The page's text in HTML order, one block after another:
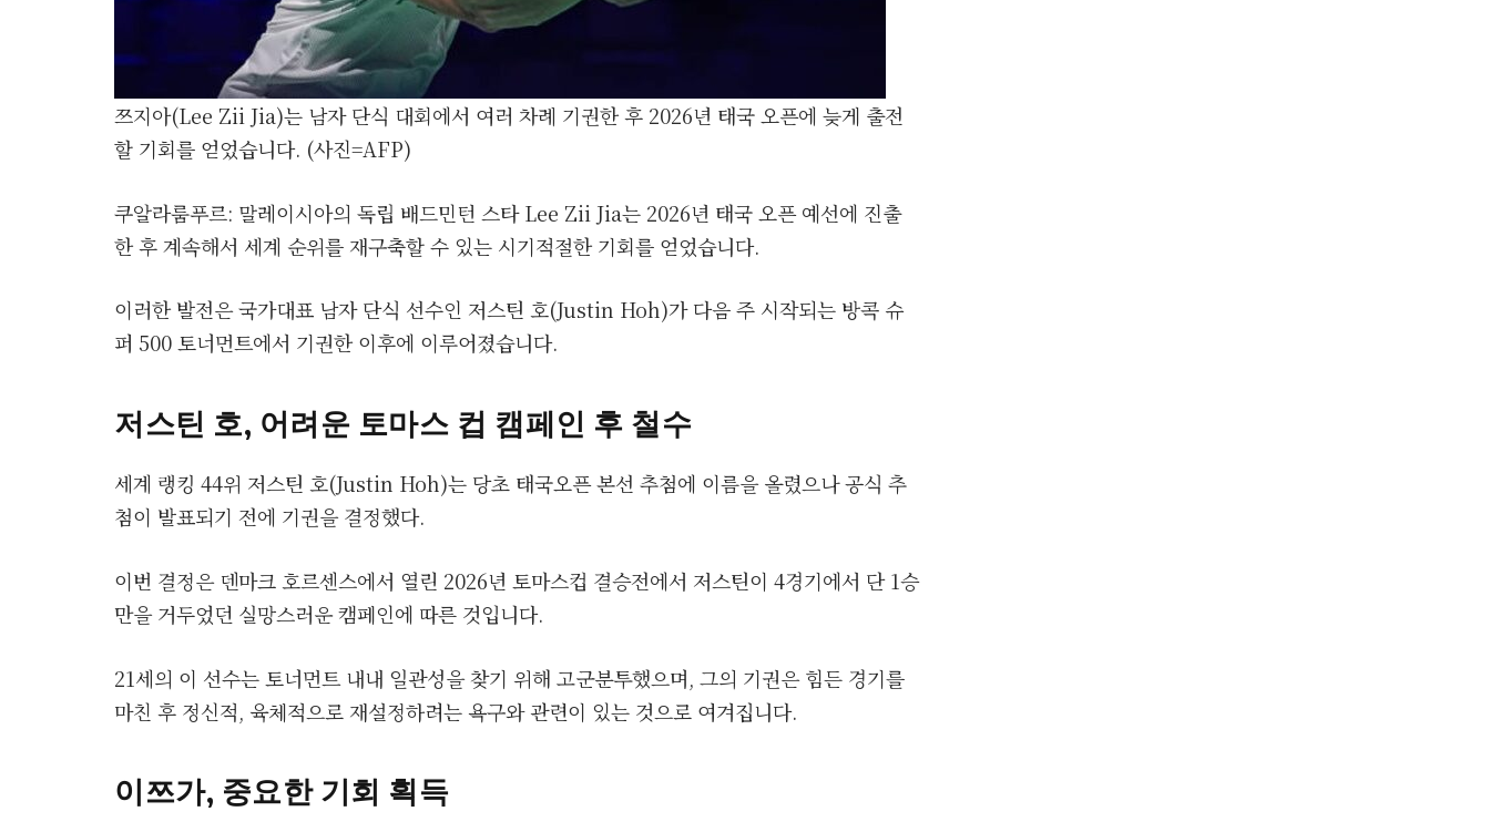
쯔지아(Lee Zii Jia)는 남자 단식 대회에서 여러 차례 기권한 후 2026년 태국 오픈에 늦게 출전
할 기회를 얻었습니다. (사진=AFP)
쿠알라룸푸르: 말레이시아의 독립 배드민턴 스타 Lee Zii Jia는 2026년 태국 오픈 예선에 진출
한 후 계속해서 세계 순위를 재구축할 수 있는 시기적절한 기회를 얻었습니다.
이러한 발전은 국가대표 남자 단식 선수인 저스틴 호(Justin Hoh)가 다음 주 시작되는 방콕 슈
퍼 500 토너먼트에서 기권한 이후에 이루어졌습니다.
저스틴 호, 어려운 토마스 컵 캠페인 후 철수
세계 랭킹 44위 저스틴 호(Justin Hoh)는 당초 태국오픈 본선 추첨에 이름을 올렸으나 공식 추
첨이 발표되기 전에 기권을 결정했다.
이번 결정은 덴마크 호르센스에서 열린 2026년 토마스컵 결승전에서 저스틴이 4경기에서 단 1승
만을 거두었던 실망스러운 캠페인에 따른 것입니다.
21세의 이 선수는 토너먼트 내내 일관성을 찾기 위해 고군분투했으며, 그의 기권은 힘든 경기를
마친 후 정신적, 육체적으로 재설정하려는 욕구와 관련이 있는 것으로 여겨집니다.
이쯔가, 중요한 기회 획득